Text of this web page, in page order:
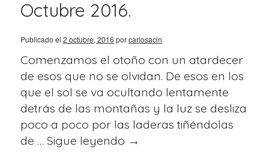
Octubre 2016.
Publicado el 2 octubre, 2016 porcarlosacin
Comenzamos el otoño con un atardecer
de esos que no se olvidan. De esos en los
que el sol se va ocultando lentamente
detrás de las montañas y la luz se desliza
poco a poco por las laderas tiñéndolas
de … Sigue leyendo →